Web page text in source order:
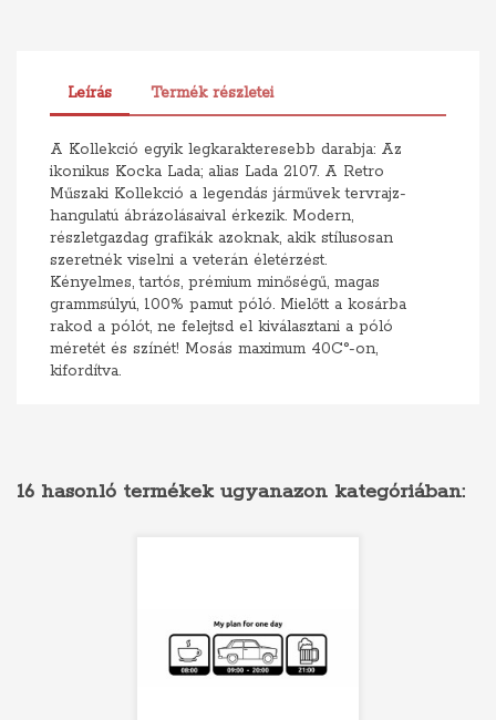
Leírás Termék részletei
A Kollekció egyik legkarakteresebb darabja: Az
ikonikus Kocka Lada; alias Lada 2107. A Retro
Műszaki Kollekció a legendás járművek tervrajz-
hangulatú ábrázolásaival érkezik. Modern,
részletgazdag grafikák azoknak, akik stílusosan
szeretnék viselni a veterán életérzést.
Kényelmes, tartós, prémium minőségű, magas
grammsúlyú, 100% pamut póló. Mielőtt a kosárba
rakod a pólót, ne felejtsd el kiválasztani a póló
méretét és színét! Mosás maximum 40C°-on,
kifordítva.
16 hasonló termékek ugyanazon kategóriában: